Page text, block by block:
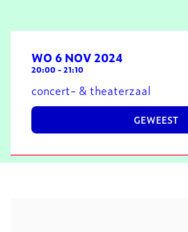
WO 6 NOV 2024
20:00 -21:10
concert- & theaterzaal
GEWEEST